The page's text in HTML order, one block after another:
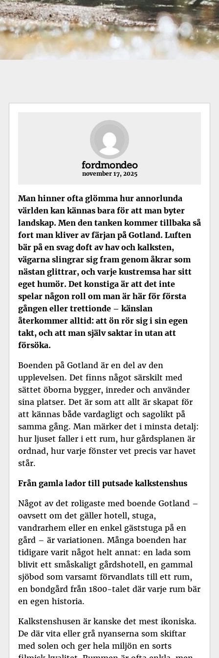
fordmondeo
november 17, 2025
Man hinner ofta glömma hur annorlunda
världen kan kännas bara för att man byter
landskap. Men den tanken kommer tillbaka så
fort man kliver av färjan på Gotland. Luften
bär på en svag doft av hav och kalksten,
vägarna slingrar sig fram genom åkrar som
nästan glittrar, och varje kustremsa har sitt
eget humör. Det konstiga är att det inte
spelar någon roll om man är här för första
gången eller trettionde – känslan
återkommer alltid: att ön rör sig i sin egen
takt, och att man själv saktar in utan att
försöka.
Boenden på Gotland är en del av den
upplevelsen. Det finns något särskilt med
sättet öborna bygger, inreder och använder
sina platser. Det är som att allt är skapat för
att kännas både vardagligt och sagolikt på
samma gång. Man märker det i minsta detalj:
hur ljuset faller i ett rum, hur gårdsplanen är
ordnad, hur varje fönster vet precis var havet
står.
Från gamla lador till putsade kalkstenshus
Något av det roligaste med boende Gotland –
oavsett om det gäller hotell, stuga,
vandrarhem eller en enkel gäststuga på en
gård – är variationen. Många boenden har
tidigare varit något helt annat: en lada som
blivit ett småskaligt gårdshotell, en gammal
sjöbod som varsamt förvandlats till ett rum,
en bondgård från 1800-talet där varje rum bär
en egen historia.
Kalkstenshusen är kanske det mest ikoniska.
De där vita eller grå nyanserna som skiftar
med solen och ger hela miljön en sorts